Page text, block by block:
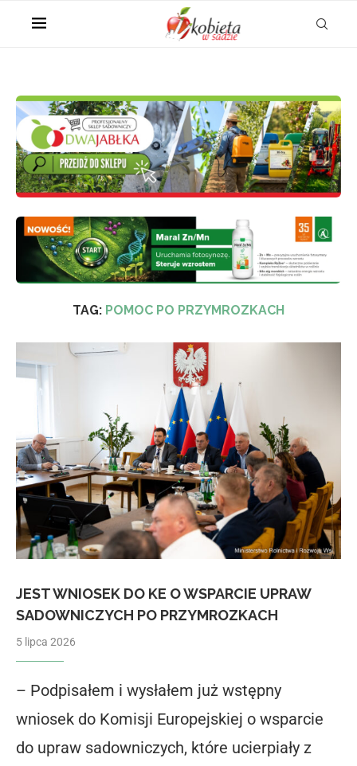
TAG: POMOC PO PRZYMROZKACH
JEST WNIOSEK DO KE O WSPARCIE UPRAW
SADOWNICZYCH PO PRZYMROZKACH
5 lipca 2026
– Podpisałem i wysłałem już wstępny
wniosek do Komisji Europejskiej o wsparcie
do upraw sadowniczych, które ucierpiały z